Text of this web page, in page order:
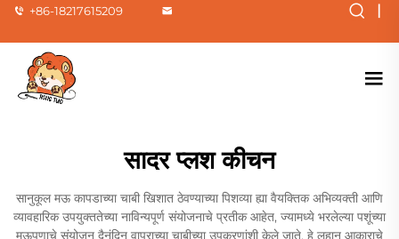
+86-18217615209 |
सादर प्लश कीचन
सानुकूल मऊ कापडाच्या चाबी खिशात ठेवण्याच्या पिशव्या ह्या वैयक्तिक अभिव्यक्ती आणि
व्यावहारिक उपयुक्ततेच्या नाविन्यपूर्ण संयोजनाचे प्रतीक आहेत, ज्यामध्ये भरलेल्या पशूंच्या
मऊपणाचे संयोजन दैनंदिन वापराच्या चाबीच्या उपकरणांशी केले जाते. हे लहान आकाराचे